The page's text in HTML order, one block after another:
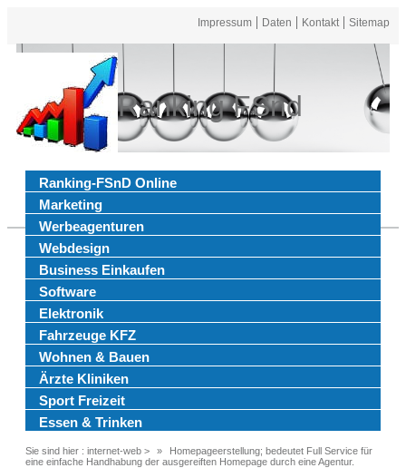
Impressum Daten Kontakt Sitemap
Ranking FSnd
Ranking-FSnD Online
Marketing
Werbeagenturen
Webdesign
Business Einkaufen
Software
Elektronik
Fahrzeuge KFZ
Wohnen & Bauen
Ärzte Kliniken
Sport Freizeit
Essen & Trinken
Sie sind hier : internet-web >
Homepageerstellung; bedeutet Full Service für
eine einfache Handhabung der ausgereiften Homepage durch eine Agentur.